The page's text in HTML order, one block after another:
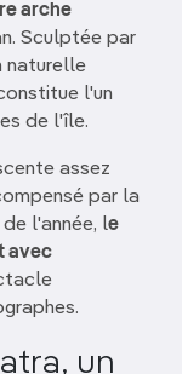
arche
Sculptée par
naturelle
l'un
de l'île.
assez
par la
l'année, le
avec
un